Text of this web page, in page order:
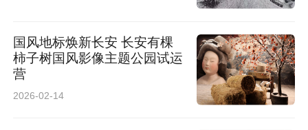
国风地标焕新长安 长安有棵
柿子树国风影像主题公园试运
营
2026-02-14